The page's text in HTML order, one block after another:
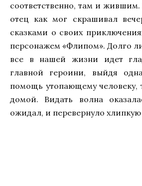
соответственно, там и
отец как мог скрашивал
сказками о своих
персонажем «Флипом». Долго
все в нашей жизни идет
главной героини, выйдя
помощь утопающему человеку,
домой. Видать волна
ожидал, и перевернуло хлипкую